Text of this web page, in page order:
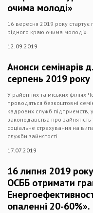
очима молоді»
16 вересня 2019 року стартує
рідного краю очима молоді».
12.09.2019
Анонси семінарів
серпень 2019 року
У районних та міських філіях
проводяться безкоштовні
кадрових служб підприємств,
законодавства про
соціальне страхування на
служби зайнятості
17.07.2019
16 липня 2019
ОСББ отримати
опаленні 20-60%».